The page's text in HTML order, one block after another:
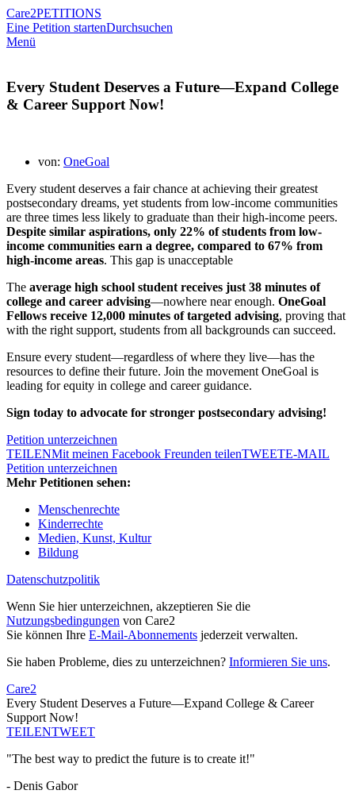
Care2PETITIONS
Eine Petition startenDurchsuchen
Menü
Every Student Deserves a Future—Expand College
& Career Support Now!
von: OneGoal
Every student deserves a fair chance at achieving their greatest
postsecondary dreams, yetstudents from low-income communities
are three times less likely to graduate than their high-income peers.
Despite similar aspirations, only 22% of students from low-
income communities earn a degree, compared to 67% from
high-income areas. This gap is unacceptable
The average high school student receives just 38 minutes of
college and career advising—nowhere near enough. OneGoal
Fellows receive 12,000 minutes of targeted advising, proving that
with the right support, students from all backgrounds can succeed.
Ensure every student—regardless of where they live—has the
resources to define their future. Join the movement OneGoal is
leading for equity in college and career guidance.
Sign today to advocate for stronger postsecondary advising!
Petition unterzeichnen
TEILENMit meinen Facebook Freunden teilenTWEETE-MAIL
Petition unterzeichnen
Mehr Petitionen sehen:
Menschenrechte
Kinderrechte
Medien, Kunst, Kultur
Bildung
Datenschutzpolitik
Wenn Sie hier unterzeichnen, akzeptieren Sie die
Nutzungsbedingungen von Care2
Sie können Ihre E-Mail-Abonnements jederzeit verwalten.
Sie haben Probleme, dies zu unterzeichnen? Informieren Sie uns.
Care2
Every Student Deserves a Future—Expand College & Career
Support Now!
TEILENTWEET
"The best way to predict the future is to create it!"
- Denis Gabor